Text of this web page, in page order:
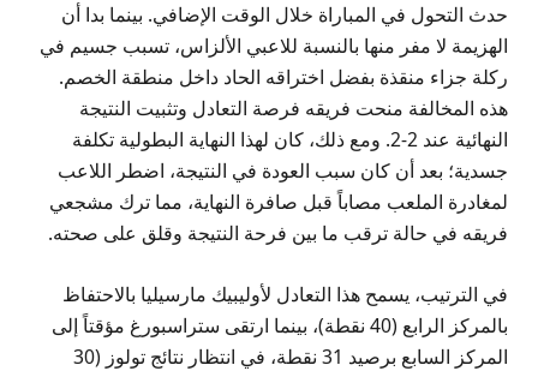
حدث التحول في المباراة خلال الوقت الإضافي. بينما بدا أن
الهزيمة لا مفر منها بالنسبة للاعبي الألزاس، تسبب جسيم في
ركلة جزاء منقذة بفضل اختراقه الحاد داخل منطقة الخصم.
هذه المخالفة منحت فريقه فرصة التعادل وتثبيت النتيجة
النهائية عند 2-2. ومع ذلك، كان لهذا النهاية البطولية تكلفة
جسدية؛ بعد أن كان سبب العودة في النتيجة، اضطر اللاعب
لمغادرة الملعب مصاباً قبل صافرة النهاية، مما ترك مشجعي
فريقه في حالة ترقب ما بين فرحة النتيجة وقلق على صحته.
في الترتيب، يسمح هذا التعادل لأوليبيك مارسيليا بالاحتفاظ
بالمركز الرابع (40 نقطة)، بينما ارتقى ستراسبورغ مؤقتاً إلى
المركز السابع برصيد 31 نقطة، في انتظار نتائج تولوز (30